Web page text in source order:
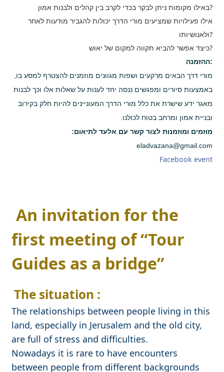
באילו מקומות ניתן לבקר בכדי לקרב בין קהלים ולבנות אמון?
אילו פעילויות שמציעים מורי הדרך יכולות להגביר מודעות לאחר
ולאנושיותו?
כיצד אפשר להביא תקווה למקום של יאוש?
ההזמנה:
מורי דרך הבאים מרקעים ושפות מגוונים מוזמנים להצטרף למסע בו,
באמצעות סיורים ומפגשים ננסה יחד לענות על שאלות אלו וכך לבנות
מאגר ידע שישרת את כלל מורי הדרך המעוניינים להיות חלק בקירוב
ובניית אמון ומרחב בטוח לכולנו.
מוזמים ומוזמנות לצור קשר עם אלעד לתיאום:
eladvazana@gmail.com
​Facebook event
An invitation for the
first meeting of “Tour
Guides as a bridge”
The situation :
The relationships between people living in this
land, especially in Jerusalem and the old city,
are full of stress and difficulties.
Nowadays it is rare to have encounters
between people from different backgrounds